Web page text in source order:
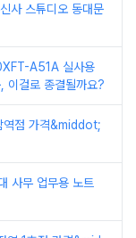
사 스튜디오 동대문
A51A 실사용
이걸로 종결될까요?
역점 가격&middot;
사무 업무용 노트